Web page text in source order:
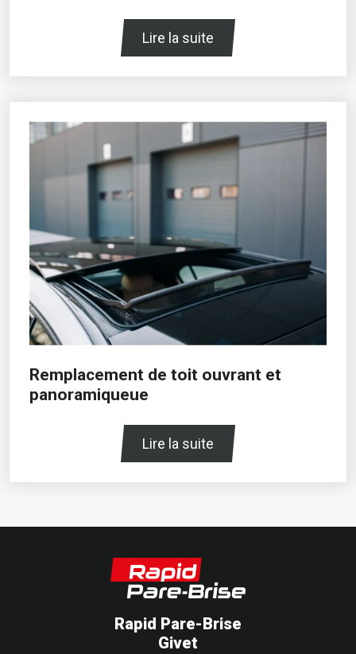
Lire la suite
Remplacement de toit ouvrant et
panoramiqueue
Lire la suite
Rapid Pare-Brise
Givet